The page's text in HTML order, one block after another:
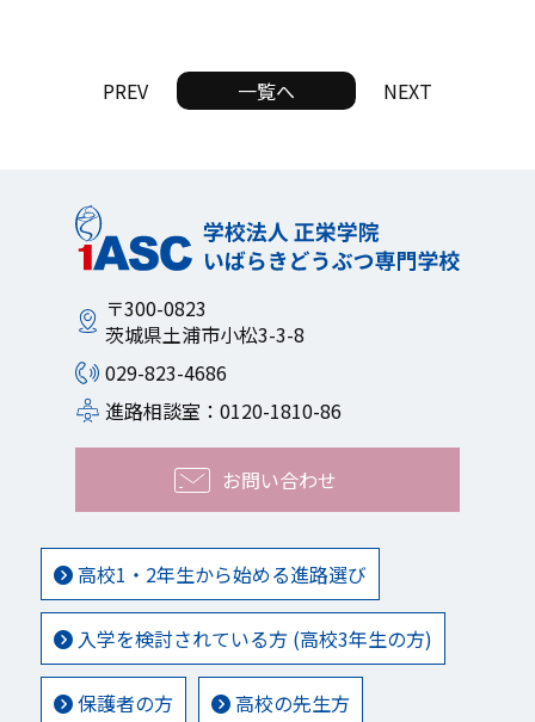
PREV 一覧へ NEXT
〒300-0823
茨城県土浦市小松3-3-8
029-823-4686
進路相談室：0120-1810-86
お問い合わせ
高校1・2年生から始める進路選び
入学を検討されている方 (高校3年生の方)
保護者の方 高校の先生方